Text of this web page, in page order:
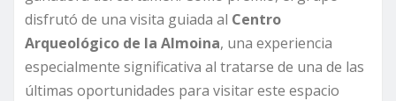
disfrutó de una visita guiada al Centro
Arqueológico de la Almoina, una experiencia
especialmente significativa al tratarse de una de las
últimas oportunidades para visitar este espacio